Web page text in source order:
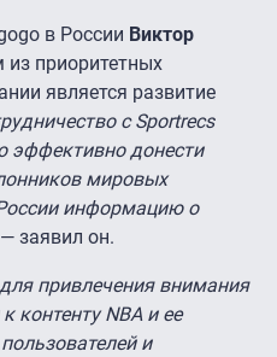
в России Виктор
из приоритетных
является развитие
с Sportrecs
донести
мировых
информацию о
заявил он.
привлечения внимания
контенту NBA и ее
и